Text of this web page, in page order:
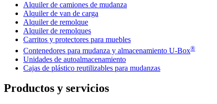
Alquiler de camiones de mudanza
Alquiler de van de carga
Alquiler de remolque
Alquiler de remolques
Carritos y protectores para muebles
Contenedores para mudanza y almacenamiento U-Box®
Unidades de autoalmacenamiento
Cajas de plástico reutilizables para mudanzas
Productos y servicios